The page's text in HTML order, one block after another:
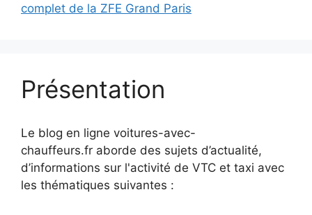
complet de la ZFE Grand Paris
Présentation
Le blog en ligne voitures-avec-
chauffeurs.fr aborde des sujets d’actualité,
d’informations sur l'activité de VTC et taxi avec
les thématiques suivantes :